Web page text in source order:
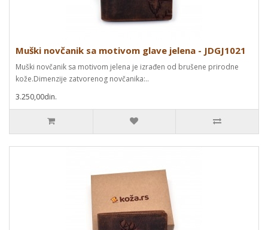
Muški novčanik sa motivom glave jelena - JDGJ1021
Muški novčanik sa motivom jelena je izrađen od brušene prirodne
kože.Dimenzije zatvorenog novčanika:..
3.250,00din.